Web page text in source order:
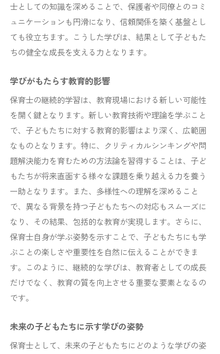
士としての知識を深めることで、保護者や同僚とのコミ
ュニケーションも円滑になり、信頼関係を築く基盤とし
ても役立ちます。こうした学びは、結果として子どもた
ちの健全な成長を支える力となります。
学びがもたらす教育的影響
保育士の継続的学習は、教育現場における新しい可能性
を開く鍵となります。新しい教育技術や理論を学ぶこと
で、子どもたちに対する教育的影響はより深く、広範囲
なものとなります。特に、クリティカルシンキングや問
題解決能力を育むための方法論を習得することは、子ど
もたちが将来直面する様々な課題を乗り越える力を養う
一助となります。また、多様性への理解を深めること
で、異なる背景を持つ子どもたちへの対応もスムーズに
なり、その結果、包括的な教育が実現します。さらに、
保育士自身が学ぶ姿勢を示すことで、子どもたちにも学
ぶことの楽しさや重要性を自然に伝えることができま
す。このように、継続的な学びは、教育者としての成長
だけでなく、教育の質を向上させる重要な要素となるの
です。
未来の子どもたちに示す学びの姿勢
保育士として、未来の子どもたちにどのような学びの姿